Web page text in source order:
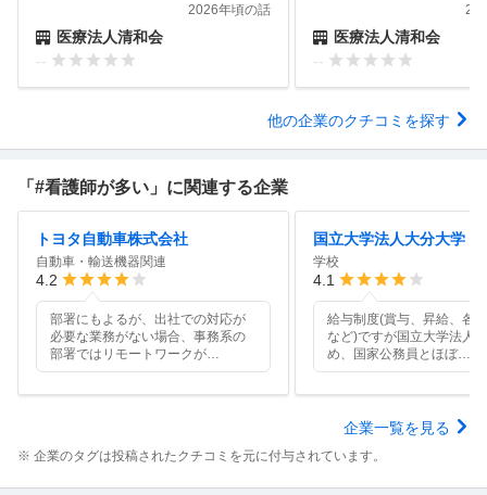
2026年頃の話
医療法人清和会
--
医療法人清和会
--
他の企業のクチコミを探す
「#看護師が多い」に関連する企業
トヨタ自動車株式会社
自動車・輸送機器関連
4.2
部署にもよるが、出社での対応が
必要な業務がない場合、事務系の
部署ではリモートワークが
国立大学法人大分大学
学校
4.1
給与制度(賞与、昇給、各
など)ですが国立大学法人
め、国家公務員とほぼ…
企業一覧を見る
※ 企業のタグは投稿されたクチコミを元に付与されています。